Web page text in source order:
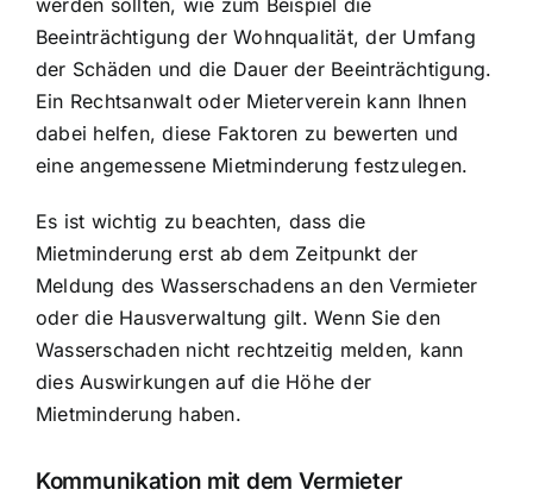
werden sollten, wie zum Beispiel die
Beeinträchtigung der Wohnqualität, der Umfang
der Schäden und die Dauer der Beeinträchtigung.
Ein Rechtsanwalt oder Mieterverein kann Ihnen
dabei helfen, diese Faktoren zu bewerten und
eine angemessene Mietminderung festzulegen.
Es ist wichtig zu beachten, dass die
Mietminderung erst ab dem Zeitpunkt der
Meldung des Wasserschadens an den Vermieter
oder die Hausverwaltung gilt. Wenn Sie den
Wasserschaden nicht rechtzeitig melden, kann
dies Auswirkungen auf die Höhe der
Mietminderung haben.
Kommunikation mit dem Vermieter